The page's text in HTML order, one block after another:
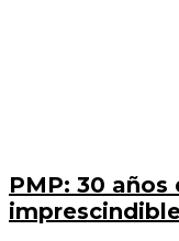
PMP: 30